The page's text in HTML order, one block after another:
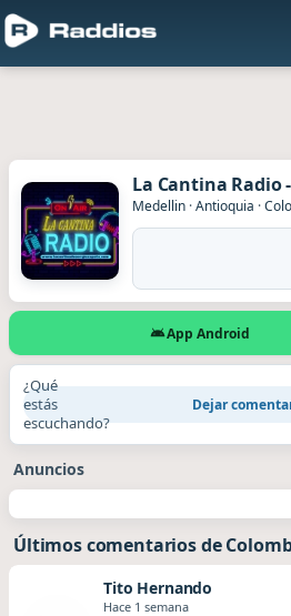
La Cantina Radio
Medellin ·Antioquia ·
App Android
¿Qué
estás
escuchando?
Dejar
Anuncios
Últimos comentarios de
Tito Hernando
Hace 1 semana